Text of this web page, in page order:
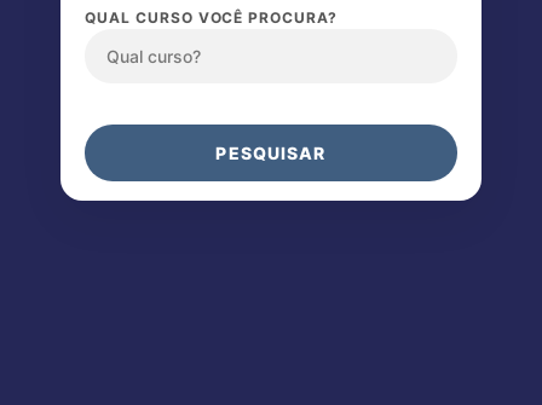
QUAL CURSO VOCÊ PROCURA?
PESQUISAR